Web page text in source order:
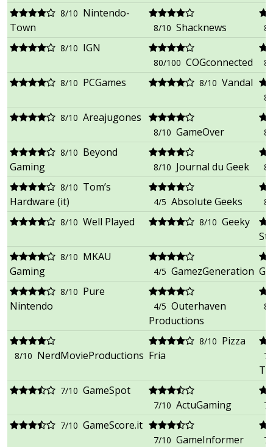
8/10 Nintendo-
Town
8/10 Shacknews
8/10 IGN
80/100 COGconnected
8/10 PCGames 8/10 Vandal
8/10 Areajugones
8/10 GameOver
8/10 Beyond
Gaming
8/10 Journal du Geek
8/10 Tom’s
Hardware (it)
4/5 Absolute Geeks
8/10 Well Played 8/10 Geeky
8/10 MKAU
Gaming
4/5 GamezGeneration
8/10 Pure
Nintendo
4/5 Outerhaven
Productions
8/10 NerdMovieProductions
8/10 Pizza
Fria
7/10 GameSpot
7/10 ActuGaming
7/10 GameScore.it
7/10 GameInformer